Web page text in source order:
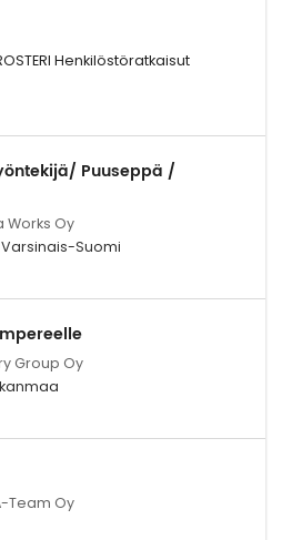
Henkilöstöratkaisut
Puuseppä /
Works Oy
Varsinais-Suomi
Group Oy
Team Oy